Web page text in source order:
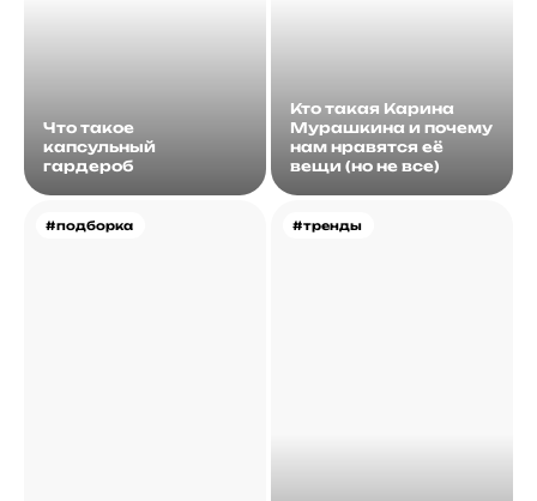
Что такое
капсульный
гардероб
Кто такая Карина
Мурашкина и почему
нам нравятся её
вещи (но не все)
#подборка #тренды